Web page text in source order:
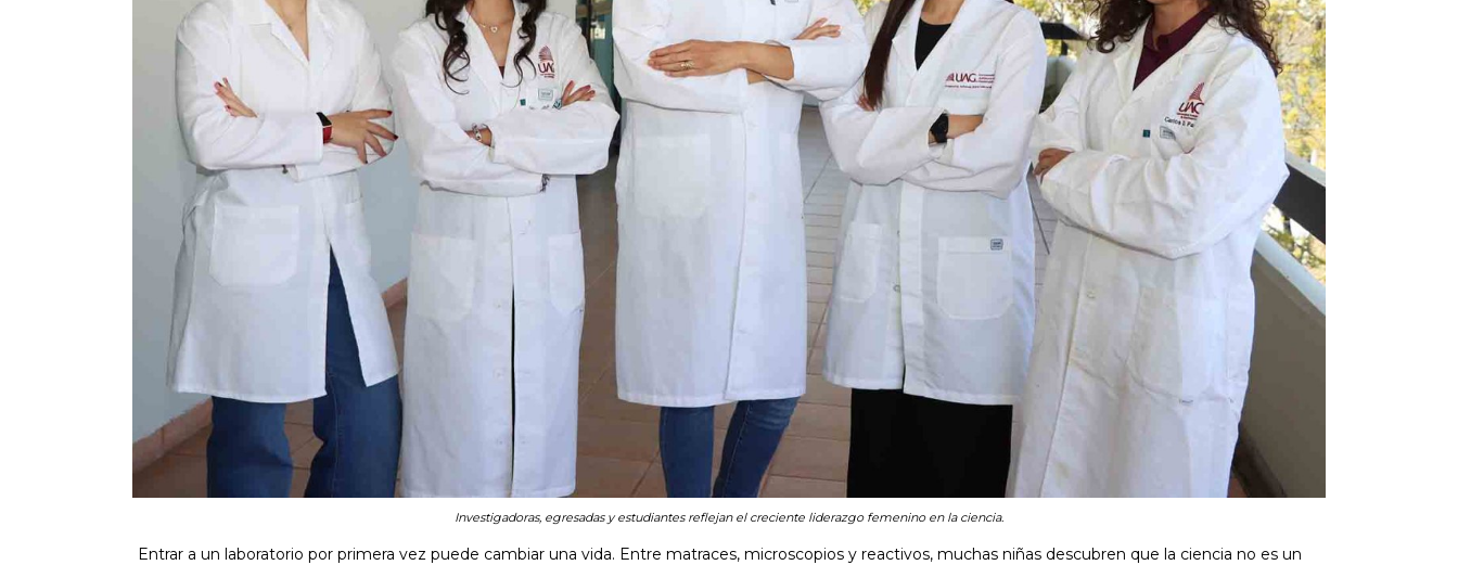
Investigadoras, egresadas y estudiantes reflejan el creciente liderazgo femenino en la ciencia.
Entrar a un laboratorio por primera vez puede cambiar una vida. Entre matraces, microscopios y reactivos, muchas niñas descubren que la ciencia no es un